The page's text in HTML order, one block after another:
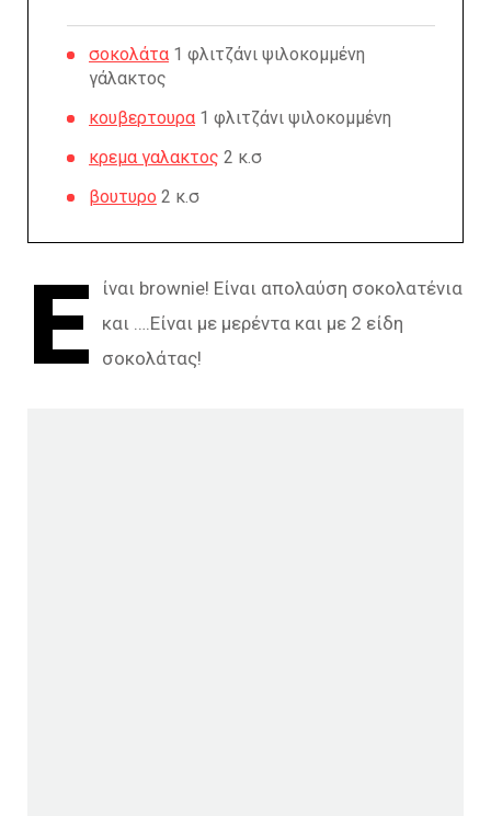
σοκολάτα 1 φλιτζάνι ψιλοκομμένη
γάλακτος
κουβερτουρα 1 φλιτζάνι ψιλοκομμένη
κρεμα γαλακτος 2 κ.σ
βουτυρο 2 κ.σ
Ε
ίναι brownie! Είναι απολαύση σοκολατένια
και ….Είναι με μερέντα και με 2 είδη
σοκολάτας!